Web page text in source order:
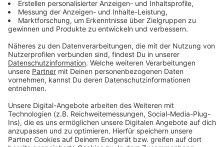
Wer Interesse hat, kann sich ab sofort über ein
Bewerbungsformular bewerben. Dieses ist auf der
Webseite der Stadt Bad Münstereifel einzusehen und
kann auch digital ausgefüllt werden:
https://tinyurl.com/ag-verkehr-bam.
Der vollständig ausgefüllte und unterschriebene
Bewerbungsbogen muss bis spätes-tens 5. Juni 2026
per E-Mail ancitymanagement@bad-muenstereifel.de
gesendet o-der persönlich bei der Stadt Bad
Münstereifel, Citymanagement, Marktstraße 11-15,
53902 Bad Münstereifel eingereicht werden.